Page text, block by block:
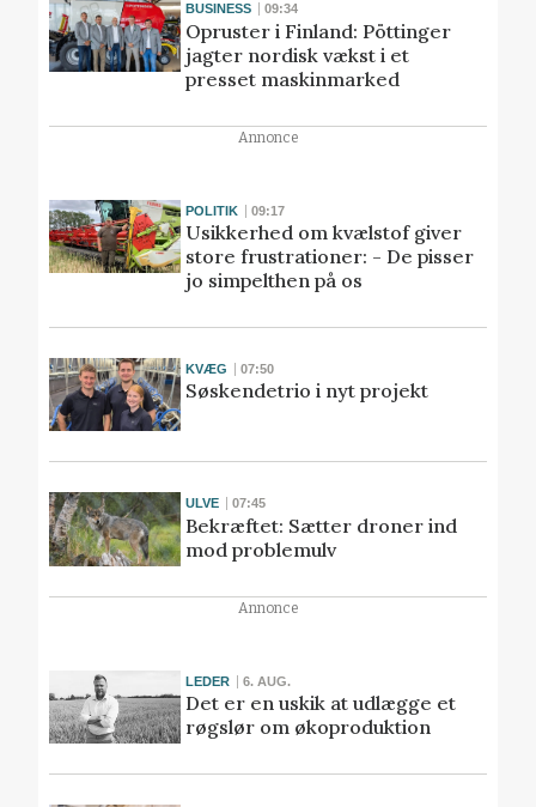
BUSINESS 09:34
Opruster i Finland: Pöttinger
jagter nordisk vækst i et
presset maskinmarked
Annonce
POLITIK 09:17
Usikkerhed om kvælstof giver
store frustrationer: - De pisser
jo simpelthen på os
KVÆG 07:50
Søskendetrio i nyt projekt
ULVE 07:45
Bekræftet: Sætter droner ind
mod problemulv
Annonce
LEDER 6. AUG.
Det er en uskik at udlægge et
røgslør om økoproduktion